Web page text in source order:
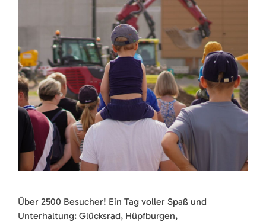
Über 2500 Besucher! Ein Tag voller Spaß und
Unterhaltung: Glücksrad, Hüpfburgen,